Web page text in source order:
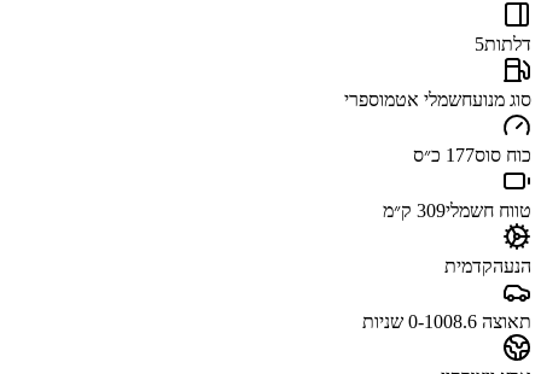
דלתות5
סוג מנועחשמלי אטמוספרי
כוח סוס177 כ״ס
טווח חשמלי309 ק״מ
הנעהקדמית
תאוצה 0-100 8.6 שניות